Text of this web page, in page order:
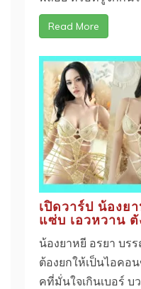
Read More
เปิดวาร์ป น้องย
แซ่บ เอวหวาน ตั
น้องยาหยี อรยา บร
ต้องยกให้เป็นไอคอ
คที่มั่นใจเกินเบอร์ บ